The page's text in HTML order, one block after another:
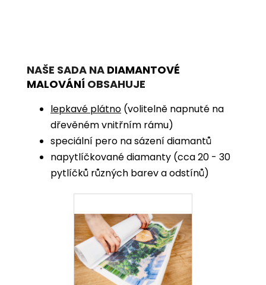
NAŠE SADA NA DIAMANTOVÉ
MALOVÁNÍ OBSAHUJE
lepkavé plátno (volitelně napnuté na
dřevěném vnitřním rámu)
speciální pero na sázení diamantů
napytlíčkované diamanty (cca 20 - 30
pytlíčků různých barev a odstínů)